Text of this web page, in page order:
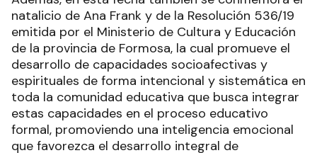
natalicio de Ana Frank y de la Resolución 536/19
emitida por el Ministerio de Cultura y Educación
de la provincia de Formosa, la cual promueve el
desarrollo de capacidades socioafectivas y
espirituales de forma intencional y sistemática en
toda la comunidad educativa que busca integrar
estas capacidades en el proceso educativo
formal, promoviendo una inteligencia emocional
que favorezca el desarrollo integral de